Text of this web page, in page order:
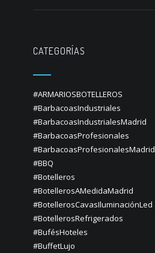
CATEGORÍAS
#ARMARIOSBOTELLEROS
#BarbacoasIndustriales
#BarbacoasIndustrialesMadrid
#BarbacoasProfesionales
#BarbacoasProfesionalesMadrid
#BBQ
#Botelleros
#BotellerosAMedidaMadrid
#BotellerosCavasIluminaciónLed
#BotellerosRefrigerados
#BufésHoteles
#BuffetLujo